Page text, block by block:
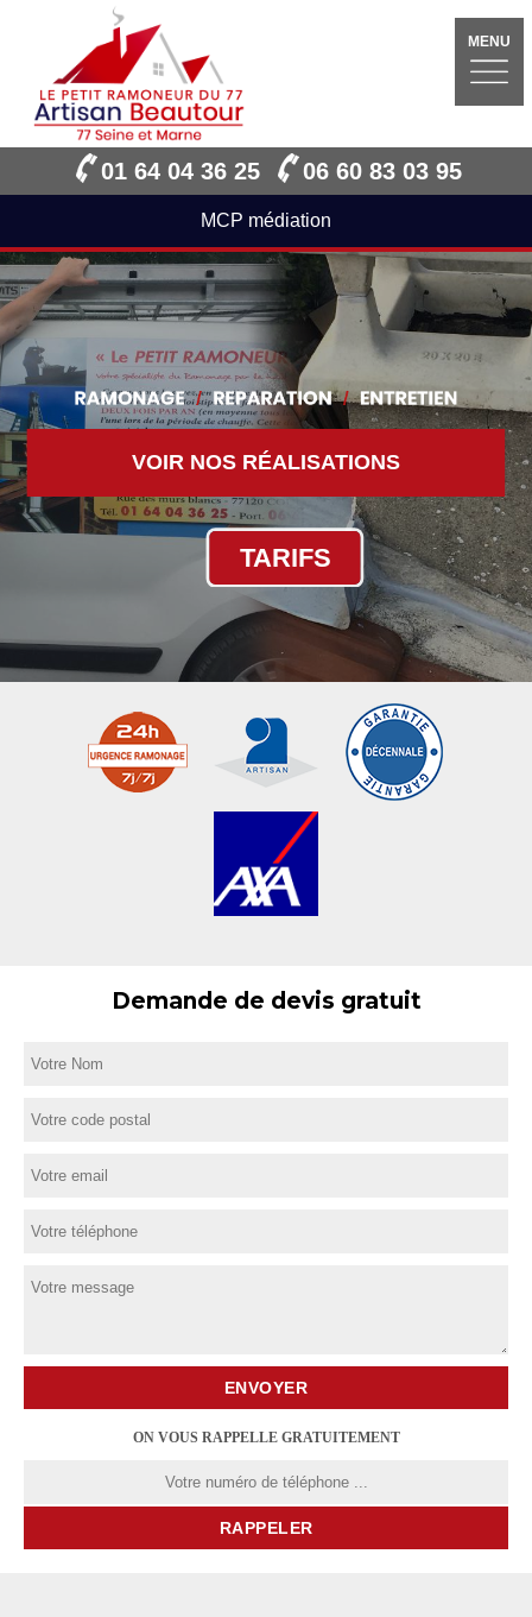
MENU
01 64 04 36 25 06 60 83 03 95
MCP médiation
VOIR NOS RÉALISATIONS
TARIFS
Demande de devis gratuit
ON VOUS RAPPELLE GRATUITEMENT